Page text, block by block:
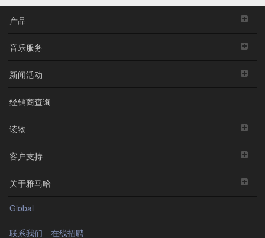
产品
音乐服务
新闻活动
经销商查询
读物
客户支持
关于雅马哈
Global
联系我们
在线招聘